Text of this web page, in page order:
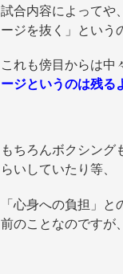
試合内容によってや
ージを抜く」という
これも傍目からは中
ージというのは残る
もちろんボクシング
らいしていたり等、
「心身への負担」
前のことなのですが